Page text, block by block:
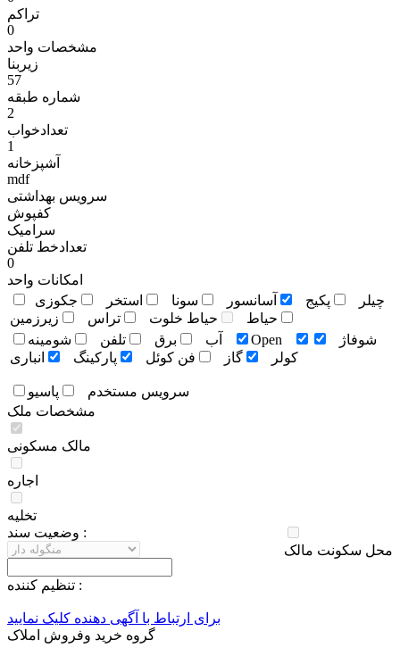
تراکم
0
مشخصات واحد
زیربنا
57
شماره طبقه
2
تعدادخواب
1
آشپزخانه
mdf
سرویس بهداشتی
کفپوش
سرامیک
تعدادخط تلفن
0
امکانات واحد
چيلر
پکيج آسانسور سونا استخر
جکوزی
حياط
حياط خلوت تراس
زيرزمين
آب
برق تلفن شومينه Open
شوفاژ
کولر
گاز فن کوئل پارکينگ انباری
سرويس مستخدم
پاسيو
مشخصات ملک
مالک مسکونی
اجاره
تخلیه
محل سکونت مالک
وضعيت سند :
تنظيم کننده :
برای ارتباط با آگهی دهنده کلیک نمایید
گروه خرید وفروش املاک